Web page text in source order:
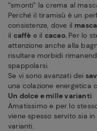
“smonti” la crema al
Perché il tiramisù è un
consistenze, dove il
il caffè e il cacao. Per lo
attenzione anche alla
risultare morbidi
spappolarsi.
Se vi sono avanzati dei
una colazione energetica
Un dolce e mille varianti
Amatissimo e per lo
viene spesso servito sia in
varianti.